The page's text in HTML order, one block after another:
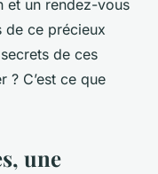
et un rendez-vous
de ce précieux
de ces
? C’est ce que
une